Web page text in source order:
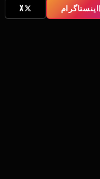
اینستاگرام X